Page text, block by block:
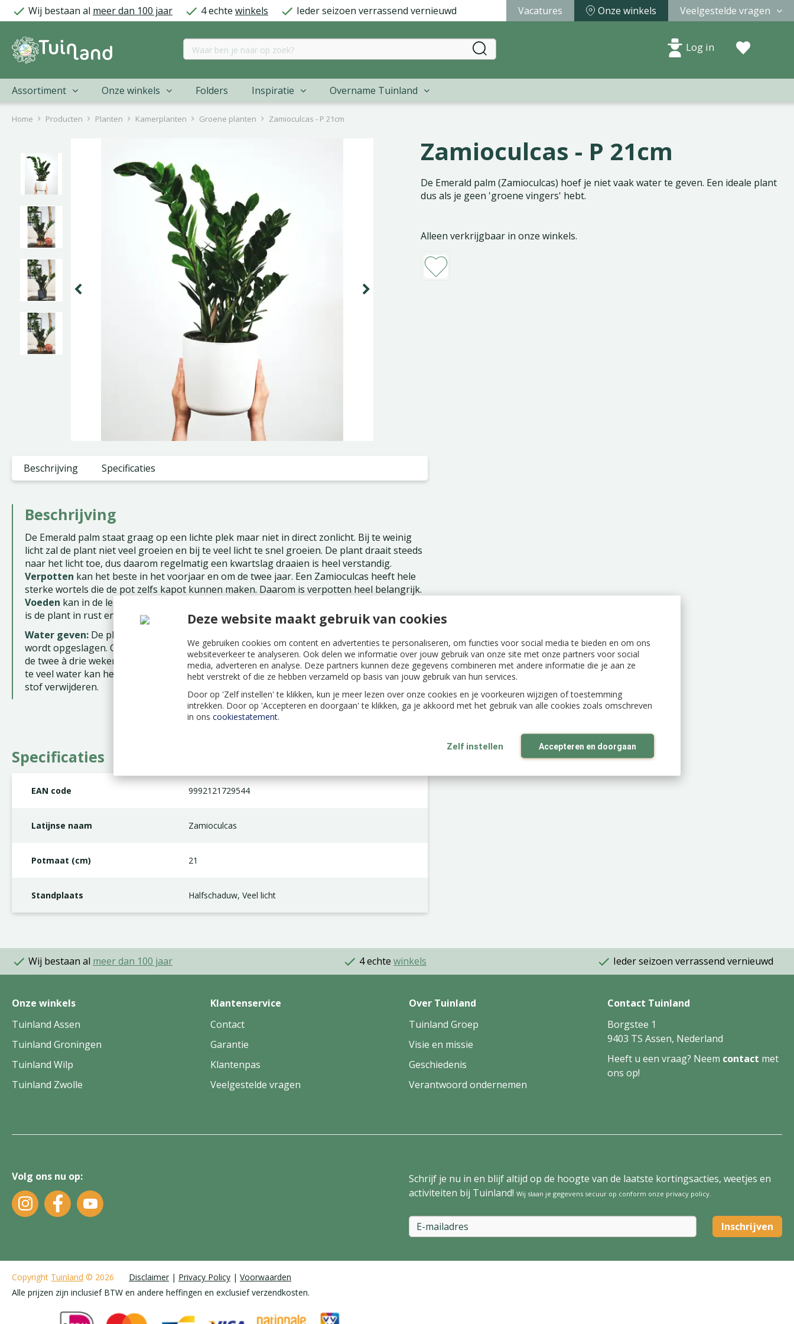
Deze website maakt gebruik van cookies
We gebruiken cookies om content en advertenties te personaliseren, om functies voor social media te bieden en om ons
websiteverkeer te analyseren. Ook delen we informatie over jouw gebruik van onze site met onze partners voor social
media, adverteren en analyse. Deze partners kunnen deze gegevens combineren met andere informatie die je aan ze
hebt verstrekt of die ze hebben verzameld op basis van jouw gebruik van hun services.
Door op 'Zelf instellen' te klikken, kun je meer lezen over onze cookies en je voorkeuren wijzigen of toestemming
intrekken. Door op 'Accepteren en doorgaan' te klikken, ga je akkoord met het gebruik van alle cookies zoals omschreven
in ons cookiestatement.
Zelf instellen Accepteren en doorgaan
naar
Home Producten Planten Kamerplanten Groene planten Zamioculcas - P 21cm
Wij bestaan al meer dan 100 jaar 4 echte winkels Ieder seizoen verrassend vernieuwd Vacatures Onze winkels Veelgestelde vragen
Log in
Assortiment Onze winkels Folders Inspiratie Overname Tuinland
Zamioculcas - P 21cm
De Emerald palm (Zamioculcas) hoef je niet vaak water te geven. Een ideale plant
dus als je geen 'groene vingers' hebt.
Alleen verkrijgbaar in onze winkels.
Beschrijving Specificaties
Beschrijving
De Emerald palm staat graag op een lichte plek maar niet in direct zonlicht. Bij te weinig
licht zal de plant niet veel groeien en bij te veel licht te snel groeien. De plant draait steeds
naar het licht toe, dus daarom regelmatig een kwartslag draaien is heel verstandig.
Verpotten kan het beste in het voorjaar en om de twee jaar. Een Zamioculcas heeft hele
sterke wortels die de pot zelfs kapot kunnen maken. Daarom is verpotten heel belangrijk.
Voeden kan in de lente en zomermaanden met gewone kamerplantenvoeding. In de winter
is de plant in rust en groeit bijna niet.
Water geven: De plant gebruikt niet veel water omdat er water in de wortels en stammen
wordt opgeslagen. Geef in de zomer één keer per week wat water en in de winter eens in
de twee à drie weken. Laat de grond eerst goed opdrogen voor je opnieuw water geeft. Bij
te veel water kan het blad geel worden. Sproeien hoeft niet maar zo kun je wel snel het
stof verwijderen.
Specificaties
EAN code 9992121729544
Latijnse naam Zamioculcas
Potmaat (cm) 21
Standplaats Halfschaduw, Veel licht
Wij bestaan al meer dan 100 jaar 4 echte winkels Ieder seizoen verrassend vernieuwd
Onze winkels
Tuinland Assen
Tuinland Groningen
Tuinland Wilp
Tuinland Zwolle
Klantenservice
Contact
Garantie
Klantenpas
Veelgestelde vragen
Over Tuinland
Tuinland Groep
Visie en missie
Geschiedenis
Verantwoord ondernemen
Contact Tuinland
Borgstee 1
9403 TS Assen, Nederland
Heeft u een vraag? Neem contact met
ons op!
Volg ons nu op:
Schrijf je nu in en blijf altijd op de hoogte van de laatste kortingsacties, weetjes en
activiteiten bij Tuinland! Wij slaan je gegevens secuur op conform onze privacy policy
Copyright Tuinland © 2026 Disclaimer Privacy Policy
Voorwaarden
Alle prijzen zijn inclusief BTW en andere heffingen en exclusief verzendkosten.